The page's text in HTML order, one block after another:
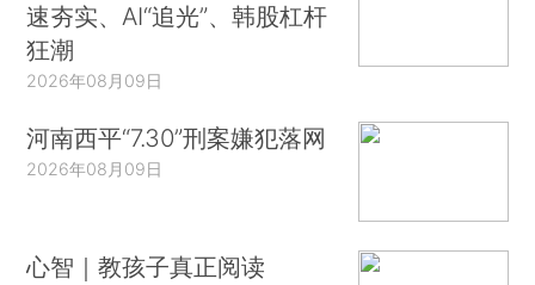
速夯实、AI“追光”、韩股杠杆
狂潮
2026年08月09日
河南西平“7.30”刑案嫌犯落网
2026年08月09日
心智｜教孩子真正阅读